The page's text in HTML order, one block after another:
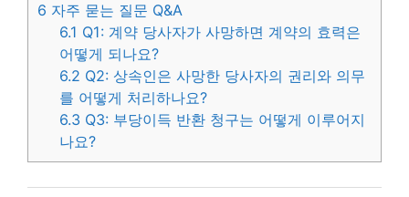
6 자주 묻는 질문 Q&A
6.1 Q1: 계약 당사자가 사망하면 계약의 효력은
어떻게 되나요?
6.2 Q2: 상속인은 사망한 당사자의 권리와 의무
를 어떻게 처리하나요?
6.3 Q3: 부당이득 반환 청구는 어떻게 이루어지
나요?